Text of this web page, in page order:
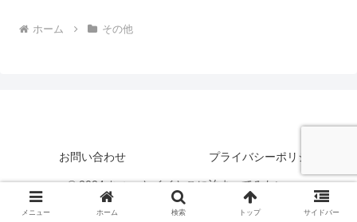
ホーム その他
お問い合わせ プライバシーポリシー
© 2024 ちょっとイイとこに泊まってみたい.
メニュー ホーム 検索 トップ サイドバー